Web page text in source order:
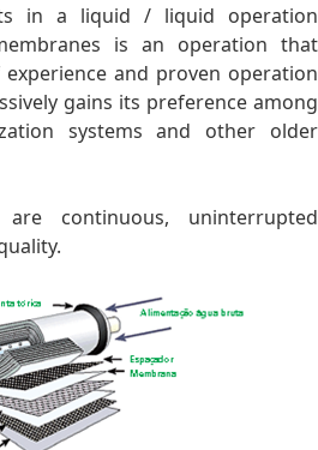
in a liquid / liquid operation
is an operation that
and proven operation
gains its preference among
systems and other older
continuous, uninterrupted